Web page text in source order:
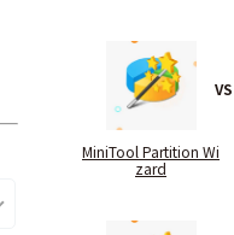
MiniTool Partition Wi
zard
VS